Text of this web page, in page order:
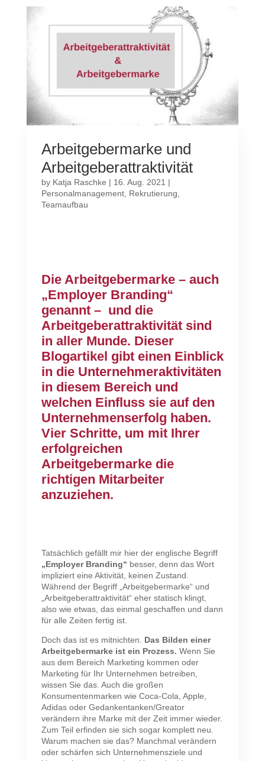
Arbeitgebermarke und
Arbeitgeberattraktivität
by Katja Raschke | 16. Aug. 2021 |
Personalmanagement, Rekrutierung
Teamaufbau
Die Arbeitgebermarke – auch
„Employer Branding“
genannt – und die
Arbeitgeberattraktivität sind
in aller Munde. Dieser
Blogartikel gibt einen Einblick
in die Unternehmeraktivitäten
in diesem Bereich und
welchen Einfluss sie auf den
Unternehmenserfolg haben.
Vier Schritte, um mit Ihrer
erfolgreichen
Arbeitgebermarke die
richtigen Mitarbeiter
anzuziehen.
Tatsächlich gefällt mir hier der englische Begriff
„Employer Branding“ besser, denn das Wort
impliziert eine Aktivität, keinen Zustand.
Während der Begriff „Arbeitgebermarke“ und
„Arbeitgeberattraktivität“ eher statisch klingt,
also wie etwas, das einmal geschaffen und dann
für alle Zeiten fertig ist.
Doch das ist es mitnichten. Das Bilden einer
Arbeitgebermarke ist ein Prozess. Wenn Sie
aus dem Bereich Marketing kommen oder
Marketing für Ihr Unternehmen betreiben,
wissen Sie das. Auch die großen
Konsumentenmarken wie Coca-Cola, Apple,
Adidas oder Gedankentanken/Greator
verändern ihre Marke mit der Zeit immer wieder.
Zum Teil erfinden sie sich sogar komplett neu.
Warum machen sie das? Manchmal verändern
oder schärfen sich Unternehmensziele und